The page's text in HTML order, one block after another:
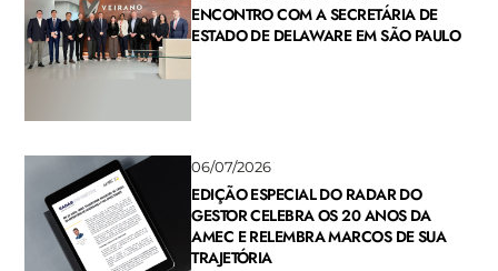
ENCONTRO COM A SECRETÁRIA DE
ESTADO DE DELAWARE EM SÃO PAULO
06/07/2026
EDIÇÃO ESPECIAL DO RADAR DO
GESTOR CELEBRA OS 20 ANOS DA
AMEC E RELEMBRA MARCOS DE SUA
TRAJETÓRIA